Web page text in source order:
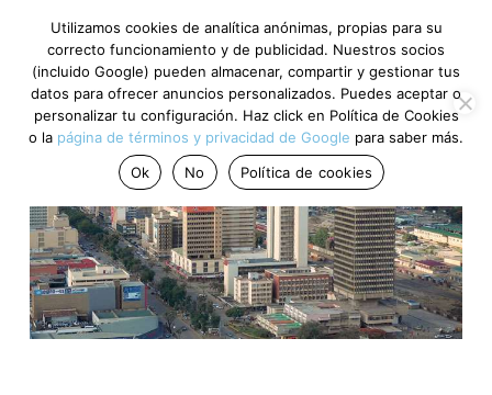
Utilizamos cookies de analítica anónimas, propias para su
correcto funcionamiento y de publicidad. Nuestros socios
(incluido Google) pueden almacenar, compartir y gestionar tus
datos para ofrecer anuncios personalizados. Puedes aceptar o
personalizar tu configuración. Haz click en Política de Cookies
o la página de términos y privacidad de Google para saber más.
Ok
No Política de cookies